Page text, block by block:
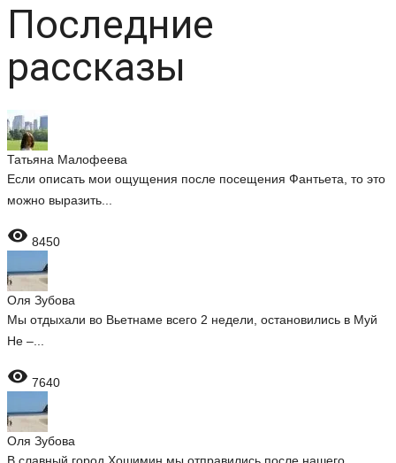
Последние
рассказы
Татьяна Малофеева
Если описать мои ощущения после посещения Фантьета, то это
можно выразить...
 8450
Оля Зубова
Мы отдыхали во Вьетнаме всего 2 недели, остановились в Муй
Не –...
 7640
Оля Зубова